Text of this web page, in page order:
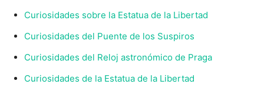
Curiosidades sobre la Estatua de la Libertad
Curiosidades del Puente de los Suspiros
Curiosidades del Reloj astronómico de Praga
Curiosidades de la Estatua de la Libertad